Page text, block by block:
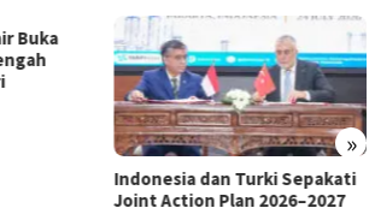
»
Satgas PRR Pacu Realisasi
Tambahan TKD Aceh Rp1,65